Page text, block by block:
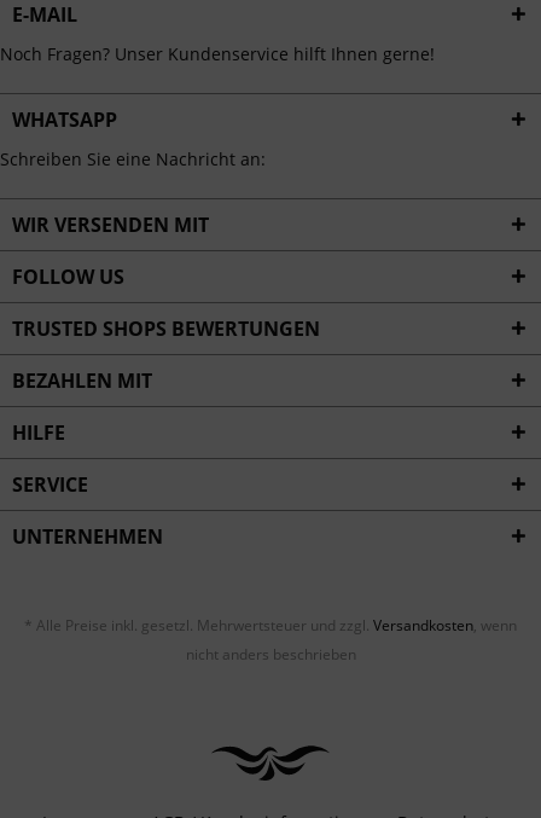
E-MAIL
Noch Fragen? Unser Kundenservice hilft Ihnen gerne!
WHATSAPP
Schreiben Sie eine Nachricht an:
WIR VERSENDEN MIT
FOLLOW US
TRUSTED SHOPS BEWERTUNGEN
BEZAHLEN MIT
HILFE
SERVICE
UNTERNEHMEN
* Alle Preise inkl. gesetzl. Mehrwertsteuer und zzgl. Versandkosten, wenn
nicht anders beschrieben
Service